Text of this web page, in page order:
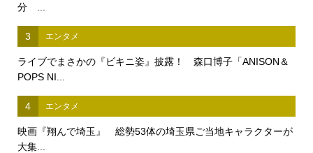
分 ...
3 エンタメ
ライブでまさかの『ビキニ姿』披露！ 森口博子「ANISON＆
POPS NI...
4 エンタメ
映画『翔んで埼玉』 総勢53体の埼玉県ご当地キャラクターが
大集...